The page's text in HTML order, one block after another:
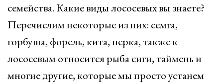
семейства. Какие виды лососевых вы знаете?
Перечислим некоторые из них: семга,
горбуша, форель, кита, нерка, также к
лососевым относится рыба сиги, таймень и
многие другие, которые мы просто устанем